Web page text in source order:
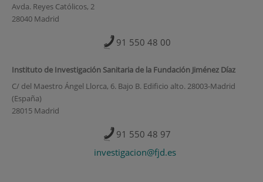
Avda. Reyes Católicos, 2
28040 Madrid
91 550 48 00
Instituto de Investigación Sanitaria de la Fundación Jiménez Díaz
C/ del Maestro Ángel Llorca, 6. Bajo B. Edificio alto. 28003-Madrid
(España)
28015 Madrid
91 550 48 97
investigacion@fjd.es